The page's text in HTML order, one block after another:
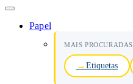
Papel
MAIS PROCURADAS
Etiquetas